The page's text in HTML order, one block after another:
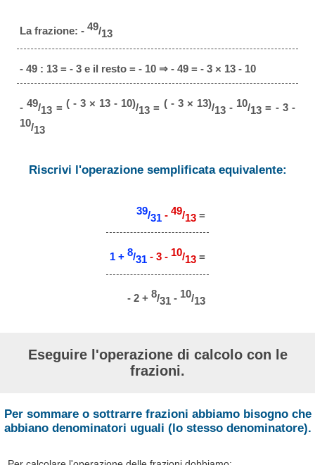
La frazione: -49/13
- 49 : 13 = - 3 e il resto = - 10 ⇒ - 49 = - 3 × 13 - 10
-49/13 = ( - 3 × 13 - 10)/13 = ( - 3 × 13)/13 - 10/13 = - 3 -
10/13
Riscrivi l'operazione semplificata equivalente:
39/31 - 49/13 =
1 + 8/31 - 3 - 10/13 =
- 2 + 8/31 - 10/13
Eseguire l'operazione di calcolo con le
frazioni.
Per sommare o sottrarre frazioni abbiamo bisogno che
abbiano denominatori uguali (lo stesso denominatore).